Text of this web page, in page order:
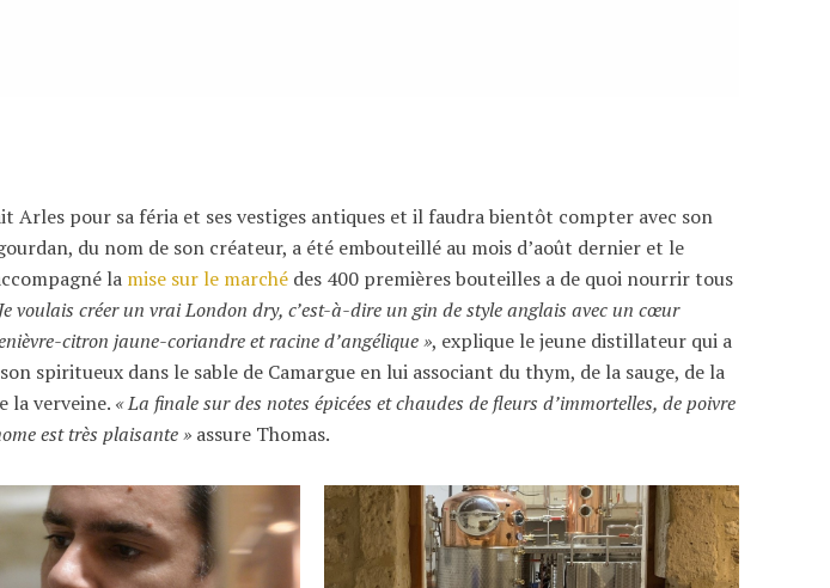
Arles pour sa féria et ses vestiges antiques et il faudra bientôt compter avec son
du nom de son créateur, a été embouteillé au mois d’août dernier et le
la mise sur le marché des 400 premières bouteilles a de quoi nourrir tous
voulais créer un vrai London dry, c’est-à-dire un gin de style anglais avec un cœur
citron jaune-coriandre et racine d’angélique », explique le jeune distillateur qui a
spiritueux dans le sable de Camargue en lui associant du thym, de la sauge, de la
la verveine. « La finale sur des notes épicées et chaudes de fleurs d’immortelles, de poivre
est très plaisante » assure Thomas.